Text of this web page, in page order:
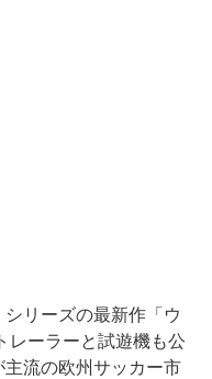
リーズの最新作「ウ
レーラーと試遊機も公
流の欧州サッカー市